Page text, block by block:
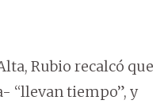
Rubio recalcó que
“llevan tiempo”, y